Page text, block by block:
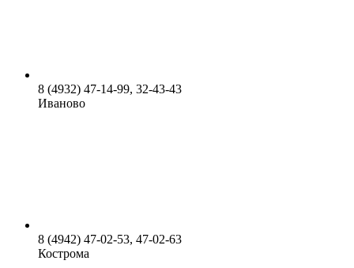
8 (4932) 47-14-99, 32-43-43
Иваново
8 (4942) 47-02-53, 47-02-63
Кострома